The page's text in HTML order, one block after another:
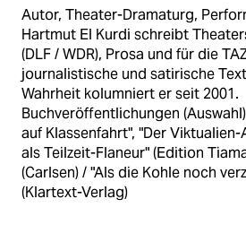
Autor, Theater-Dramaturg,
Hartmut El Kurdi schreibt
(DLF / WDR), Prosa und für die
journalistische und satirische
Wahrheit kolumniert er seit 2001.
Buchveröffentlichungen
auf Klassenfahrt", "Der
als Teilzeit-Flaneur" (Edition
(Carlsen) / "Als die Kohle noch
(Klartext-Verlag)